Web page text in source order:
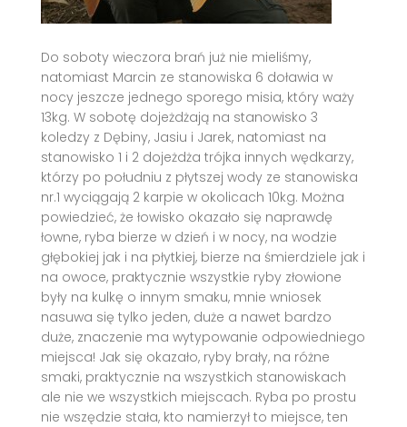
Do soboty wieczora brań już nie mieliśmy,
natomiast Marcin ze stanowiska 6 doławia w
nocy jeszcze jednego sporego misia, który waży
13kg. W sobotę dojeżdżają na stanowisko 3
koledzy z Dębiny, Jasiu i Jarek, natomiast na
stanowisko 1 i 2 dojeżdża trójka innych wędkarzy,
którzy po południu z płytszej wody ze stanowiska
nr.1 wyciągają 2 karpie w okolicach 10kg. Można
powiedzieć, że łowisko okazało się naprawdę
łowne, ryba bierze w dzień i w nocy, na wodzie
głębokiej jak i na płytkiej, bierze na śmierdziele jak i
na owoce, praktycznie wszystkie ryby złowione
były na kulkę o innym smaku, mnie wniosek
nasuwa się tylko jeden, duże a nawet bardzo
duże, znaczenie ma wytypowanie odpowiedniego
miejsca! Jak się okazało, ryby brały, na różne
smaki, praktycznie na wszystkich stanowiskach
ale nie we wszystkich miejscach. Ryba po prostu
nie wszędzie stała, kto namierzył to miejsce, ten